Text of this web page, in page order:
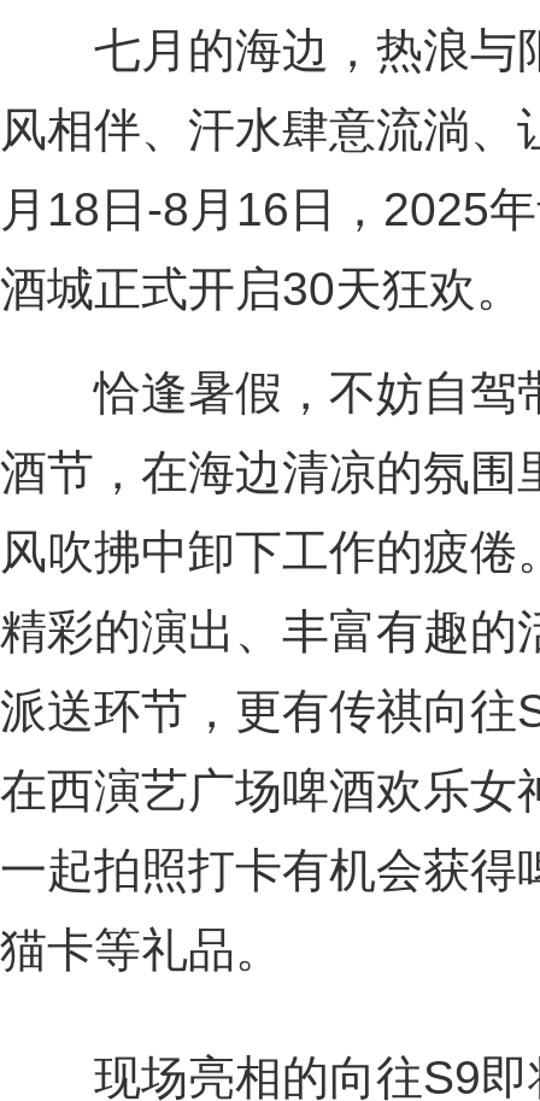
七月的海边，热浪与
风相伴、汗水肆意流淌
月18日-8月16日，2025
酒城正式开启30天狂欢。
恰逢暑假，不妨自驾
酒节，在海边清凉的氛围
风吹拂中卸下工作的疲
精彩的演出、丰富有趣的
派送环节，更有传祺向往
在西演艺广场啤酒欢乐女
一起拍照打卡有机会获得
猫卡等礼品。
现场亮相的向往S9即